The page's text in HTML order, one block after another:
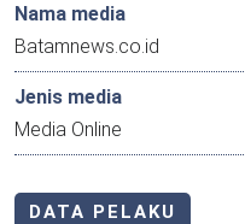
Nama media
Batamnews.co.id
Jenis media
Media Online
DATA PELAKU